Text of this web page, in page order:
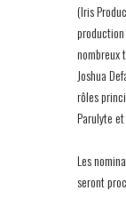
(Iris
nombreux
Joshua
rôles
Parulyte
Les
seront